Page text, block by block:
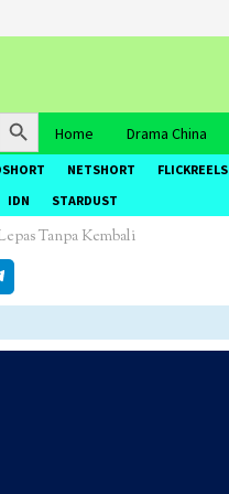
Button
Home Drama China
NETSHORT FLICKREELS
IDN STARDUST
Tanpa Kembali